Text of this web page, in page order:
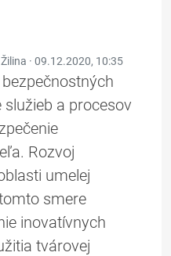
· 09.12.2020, 10:35
a procesov
Rozvoj
umelej
smere
inovatívnych
tvárovej